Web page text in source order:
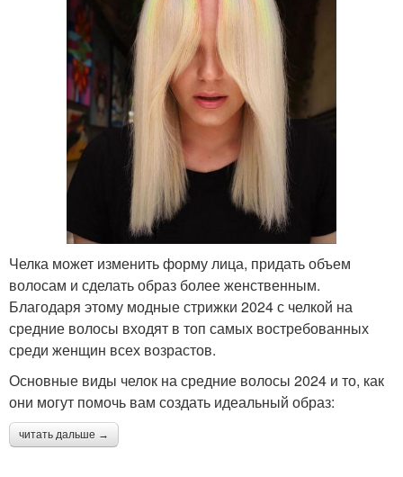
Челка может изменить форму лица, придать объем
волосам и сделать образ более женственным.
Благодаря этому модные стрижки 2024 с челкой на
средние волосы входят в топ самых востребованных
среди женщин всех возрастов.
Основные виды челок на средние волосы 2024 и то, как
они могут помочь вам создать идеальный образ:
читать дальше →